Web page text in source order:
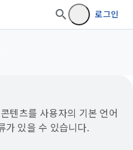
로그인
텐츠를 사용자의 기본 언어
가 있을 수 있습니다.